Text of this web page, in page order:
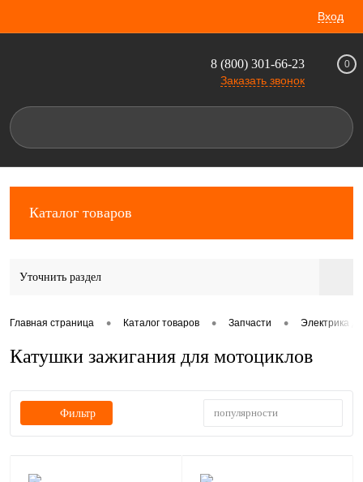
Вход
8 (800) 301-66-23
Заказать звонок
0
Каталог товаров
Уточнить раздел
Главная страница • Каталог товаров • Запчасти • Электрика
Катушки зажигания для мотоциклов
Фильтр популярности